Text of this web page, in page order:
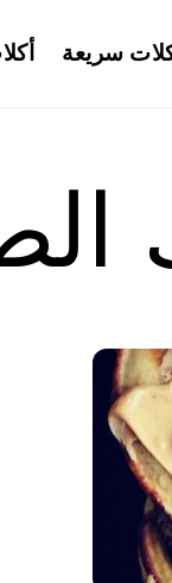
سريعة